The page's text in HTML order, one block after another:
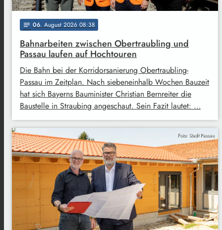
notes 06. August 2026 08:38
Bahnarbeiten zwischen Obertraubling und
Passau laufen auf Hochtouren
Die Bahn bei der Korridorsanierung Obertraubling-
Passau im Zeitplan. Nach siebeneinhalb Wochen Bauzeit
hat sich Bayerns Bauminister Christian Bernreiter die
Baustelle in Straubing angeschaut. Sein Fazit lautet: …
Foto: Stadt Passau